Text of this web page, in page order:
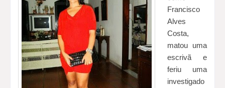
Francisco
Alves
Costa,
matou uma
escrivã e
feriu uma
investigado